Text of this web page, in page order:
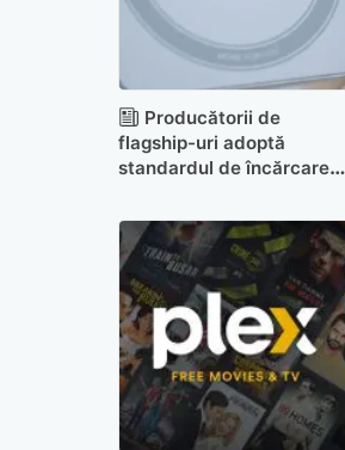
Producătorii de
flagship-uri adoptă
standardul de încărcare